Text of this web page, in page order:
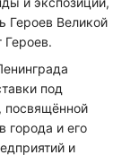
Героев Великой
Героев.
под
посвящённой
города и его
и